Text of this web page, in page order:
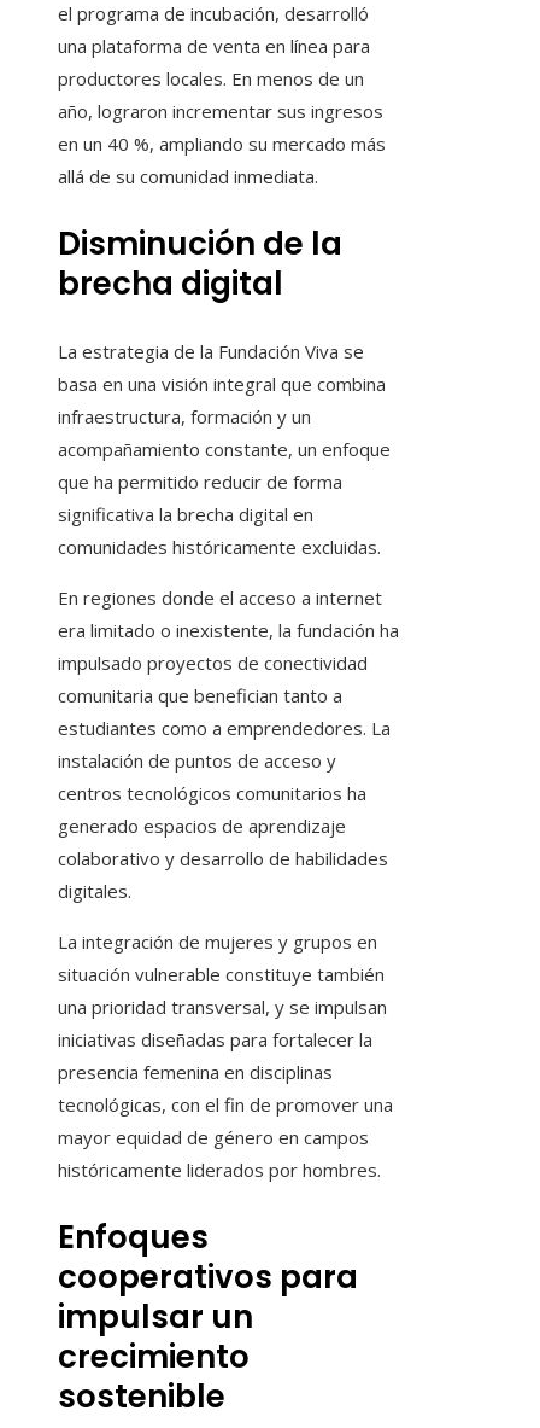
el programa de incubación, desarrolló
una plataforma de venta en línea para
productores locales. En menos de un
año, lograron incrementar sus ingresos
en un 40 %, ampliando su mercado más
allá de su comunidad inmediata.
Disminución de la
brecha digital
La estrategia de la Fundación Viva se
basa en una visión integral que combina
infraestructura, formación y un
acompañamiento constante, un enfoque
que ha permitido reducir de forma
significativa la brecha digital en
comunidades históricamente excluidas.
En regiones donde el acceso a internet
era limitado o inexistente, la fundación ha
impulsado proyectos de conectividad
comunitaria que benefician tanto a
estudiantes como a emprendedores. La
instalación de puntos de acceso y
centros tecnológicos comunitarios ha
generado espacios de aprendizaje
colaborativo y desarrollo de habilidades
digitales.
La integración de mujeres y grupos en
situación vulnerable constituye también
una prioridad transversal, y se impulsan
iniciativas diseñadas para fortalecer la
presencia femenina en disciplinas
tecnológicas, con el fin de promover una
mayor equidad de género en campos
históricamente liderados por hombres.
Enfoques
cooperativos para
impulsar un
crecimiento
sostenible